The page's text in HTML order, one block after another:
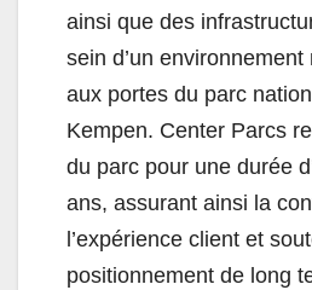
ainsi que des
sein d’un
aux portes du parc
Kempen. Center Parcs
du parc pour une durée
ans, assurant ainsi la
l’expérience client et
positionnement de long